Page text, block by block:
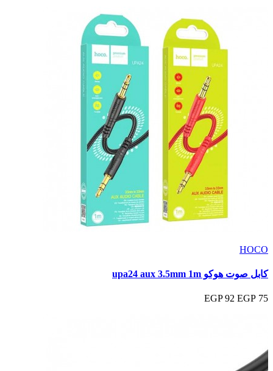
HOCO
كابل صوت هوكو upa24 aux 3.5mm 1m
75 EGP
92 EGP